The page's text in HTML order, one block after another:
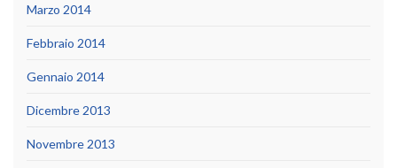
Marzo 2014
Febbraio 2014
Gennaio 2014
Dicembre 2013
Novembre 2013